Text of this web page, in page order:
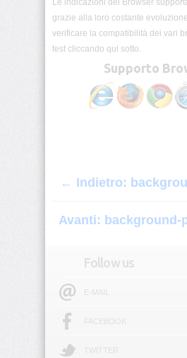
background-
background-
border-
block-
Le indicazioni dei Browser
grazie alla loro costante
verificare la compatibilità dei vari
test cliccando qui sotto.
Supporto
← Indietro:
Avanti:
Follow us
E-MAIL
FACEBOOK
TWITTER